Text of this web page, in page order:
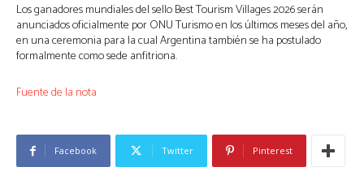
Los ganadores mundiales del sello Best Tourism Villages 2026 serán
anunciados oficialmente por ONU Turismo en los últimos meses del año,
en una ceremonia para la cual Argentina también se ha postulado
formalmente como sede anfitriona.
Fuente de la nota
Facebook Twitter Pinterest